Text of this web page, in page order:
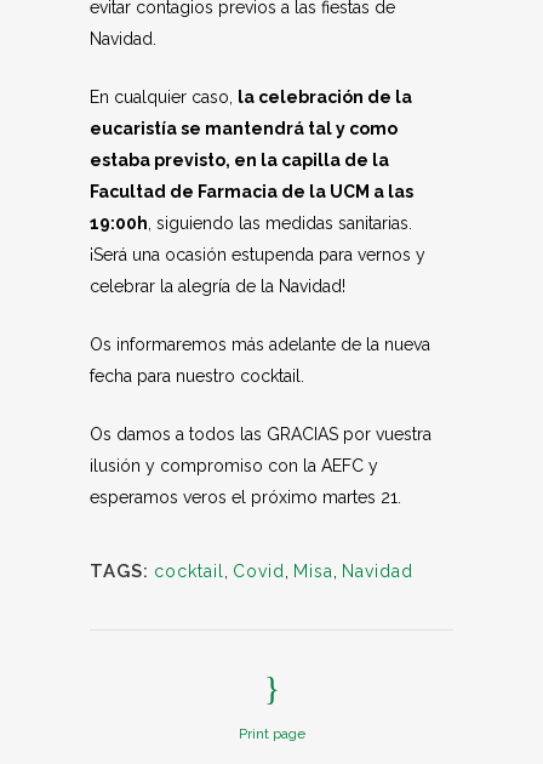
evitar contagios previos a las fiestas de
Navidad.
En cualquier caso,
la celebración de la
eucaristía se mantendrá tal y como
estaba previsto, en la capilla de la
Facultad de Farmacia de la UCM a las
19:00h , siguiendo las medidas sanitarias.
¡Será una ocasión estupenda para vernos y
celebrar la alegría de la Navidad!
Os informaremos más adelante de la nueva
fecha para nuestro cocktail.
Os damos a todos las GRACIAS por vuestra
ilusión y compromiso con la AEFC y
esperamos veros el próximo martes 21.
TAGS: cocktail Covid Misa Navidad
Print page